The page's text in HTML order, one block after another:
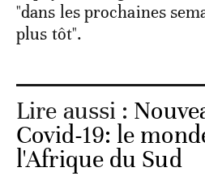
"dans les prochaines
plus tôt".
Lire aussi :
Covid-19: le
l'Afrique du Sud